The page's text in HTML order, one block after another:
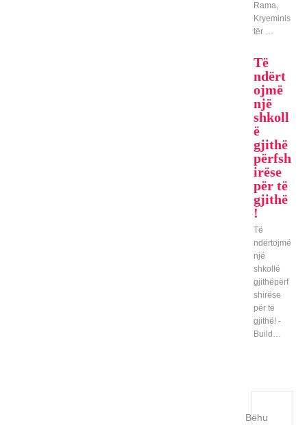
Rama,
Kryeminis
tër …
Të
ndërt
ojmë
një
shkoll
ë
gjithë
përfsh
irëse
për të
gjithë
!
Të
ndërtojmë
një
shkollë
gjithëpërf
shirëse
për të
gjithë! -
Build…
Bëhu